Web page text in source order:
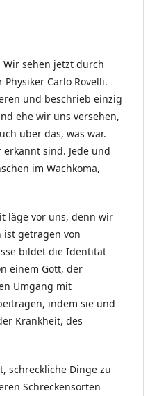
sehen jetzt durch
Carlo Rovelli.
und beschrieb einzig
ehe wir uns versehen,
über das, was war.
sind. Jede und
im Wachkoma,
läge vor uns, denn wir
ist getragen von
bildet die Identität
einem Gott, der
Umgang mit
indem sie und
Krankheit, des
schreckliche Dinge zu
Schreckensorten